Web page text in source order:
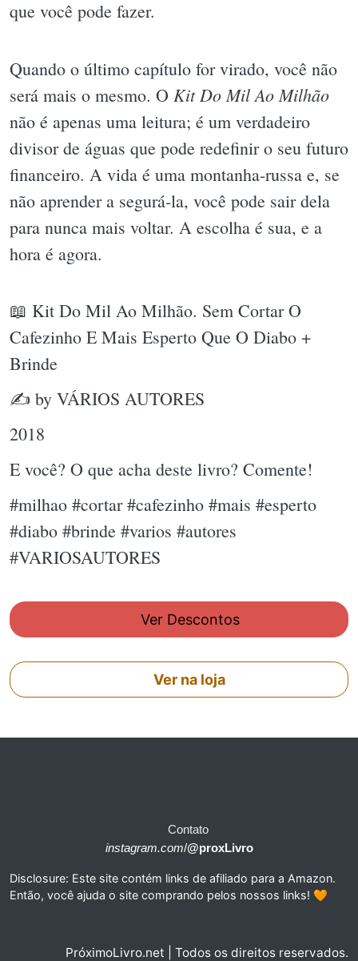
que você pode fazer.
Quando o último capítulo for virado, você não
será mais o mesmo. O Kit Do Mil Ao Milhão
não é apenas uma leitura; é um verdadeiro
divisor de águas que pode redefinir o seu futuro
financeiro. A vida é uma montanha-russa e, se
não aprender a segurá-la, você pode sair dela
para nunca mais voltar. A escolha é sua, e a
hora é agora.
📖 Kit Do Mil Ao Milhão. Sem Cortar O
Cafezinho E Mais Esperto Que O Diabo +
Brinde
✍ by VÁRIOS AUTORES
2018
E você? O que acha deste livro? Comente!
#milhao #cortar #cafezinho #mais #esperto
#diabo #brinde #varios #autores
#VARIOSAUTORES
Ver Descontos
Ver na loja
Contato
instagram.com/@proxLivro
Disclosure: Este site contém links de afiliado para a Amazon.
Então, você ajuda o site comprando pelos nossos links! 🧡
PróximoLivro.net | Todos os direitos reservados.